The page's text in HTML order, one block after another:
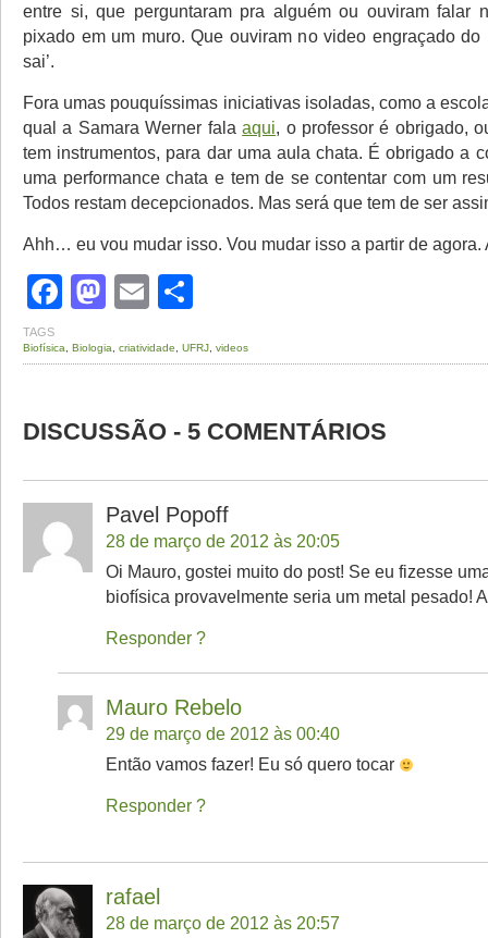
entre si, que perguntaram pra alguém ou ouviram falar
pixado em um muro. Que ouviram no video engraçado do
sai’.
Fora umas pouquíssimas iniciativas isoladas, como a
qual a Samara Werner falaaqui, o professor é obrigado,
tem instrumentos, para dar uma aula chata. É obrigado a
uma performance chata e tem de se contentar com um
Todos restam decepcionados. Mas será que tem de ser
Ahh… eu vou mudar isso. Vou mudar isso a partir de agora.
Facebook
Mastodon
Email
TAGS
Biofísica Biologia criatividade UFRJ videos
DISCUSSÃO - 5 COMENTÁRIOS
Pavel Popoff
28 de março de 2012 às 20:05
Oi Mauro, gostei muito do post! Se eu fizesse
biofísica provavelmente seria um metal pesado!
Responder
Mauro Rebelo
29 de março de 2012 às 00:40
Então vamos fazer! Eu só quero tocar
Responder
rafael
28 de março de 2012 às 20:57